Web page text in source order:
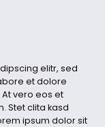
elitr, sed
et dolore
vero eos et
Stet clita kasd
ipsum dolor sit